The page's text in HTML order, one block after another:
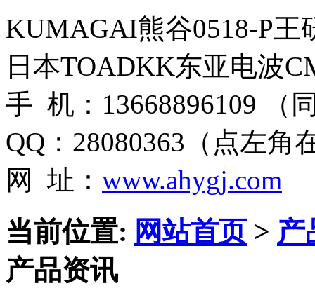
KUMAGAI熊谷0518-P王
日本TOADKK东亚电波
手 机：13668896109 （
QQ：28080363（点左角
网 址： www.ahygj.com
当前位置: 网站首页> 产
产品资讯